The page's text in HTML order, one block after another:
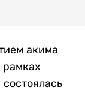
акима
рамках